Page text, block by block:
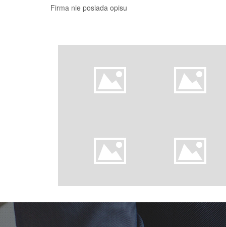
Firma nie posiada opisu